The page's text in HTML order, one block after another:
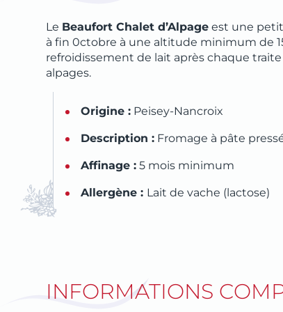
LAIT DE CHÈVRE
PLATS ET
ACCOMPAGNEMENTS
SAVONS AU LAIT
Le Beaufort Chalet d’Alpage est une
à fin 0ctobre à une altitude minimum de
refroidissement de lait après chaque
alpages.
Origine : Peisey-Nancroix
Description : Fromage à pâte
Affinage : 5 mois minimum
Allergène : Lait de vache (lactose)
INFORMATIONS